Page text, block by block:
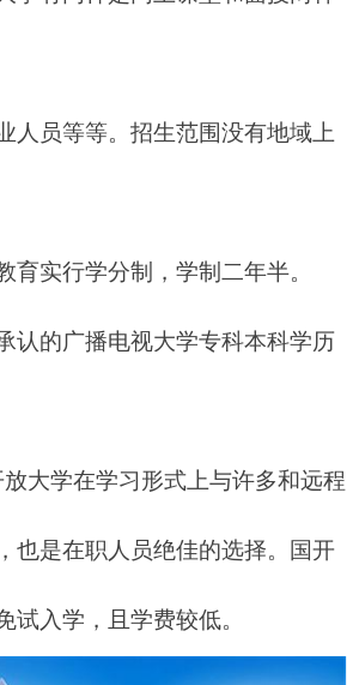
人员等等。招生范围没有地域上
育实行学分制，学制二年半。
认的广播电视大学专科本科学历
放大学在学习形式上与许多和远程
也是在职人员绝佳的选择。 国开
试入学，且学费较低。